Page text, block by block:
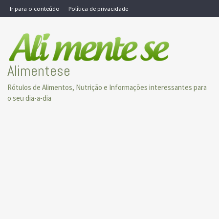
Skip
to
Ir para o conteúdo Política de privacidade
Alimentese
Rótulos de Alimentos, Nutrição e Informações interessantes para
o seu dia-a-dia